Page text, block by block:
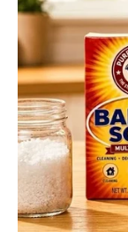
sebi
Jedno od
meseca dolazi
odmor, emocije i
nije samo u
teret.
Ova unutrašnja
ljudi oko vas to